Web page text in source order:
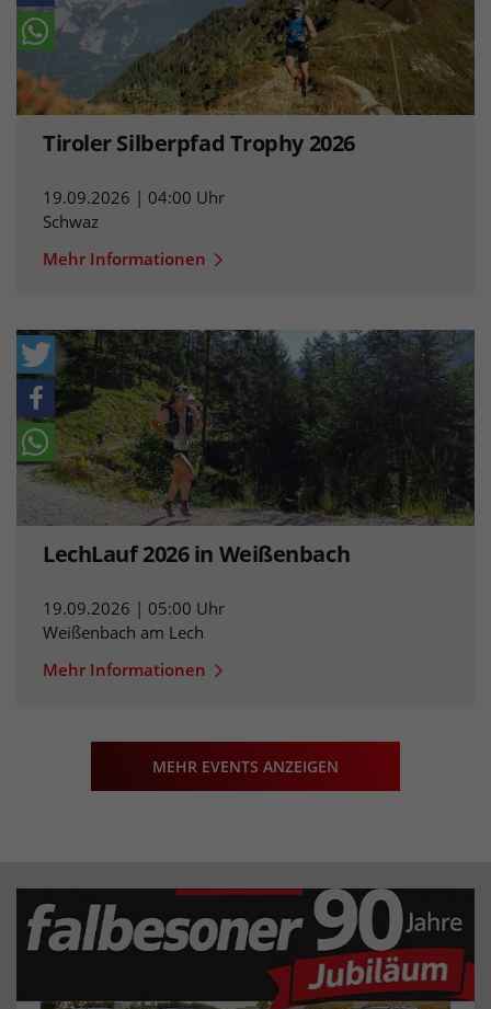
Tiroler Silberpfad Trophy 2026
19.09.2026 | 04:00 Uhr
Schwaz
Mehr Informationen
LechLauf 2026 in Weißenbach
19.09.2026 | 05:00 Uhr
Weißenbach am Lech
Mehr Informationen
MEHR EVENTS ANZEIGEN